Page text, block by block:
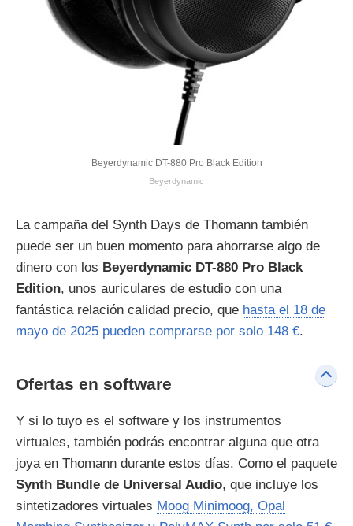
Beyerdynamic DT-880 Pro Black Edition
Beyerdynamic
La campaña del Synth Days de Thomann también
puede ser un buen momento para ahorrarse algo de
dinero con los Beyerdynamic DT-880 Pro Black
Edition, unos auriculares de estudio con una
fantástica relación calidad precio, que hasta el 18 de
mayo de 2025 pueden comprarse por solo 148 €.
Ofertas en software
Y si lo tuyo es el software y los instrumentos
virtuales, también podrás encontrar alguna que otra
joya en Thomann durante estos días. Como el paquete
Synth Bundle de Universal Audio, que incluye los
sintetizadores virtuales Moog Minimoog, Opal